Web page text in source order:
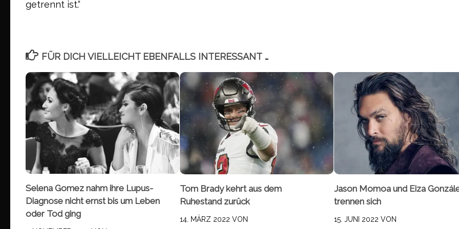
getrennt ist.“
FÜR DICH VIELLEICHT EBENFALLS INTERESSANT …
Selena Gomez nahm ihre Lupus-
Diagnose nicht ernst bis um Leben
oder Tod ging
Tom Brady kehrt aus dem
Ruhestand zurück
14. MÄRZ 2022 VON
Jason Momoa und Eiza
trennen sich
15. JUNI 2022 VON